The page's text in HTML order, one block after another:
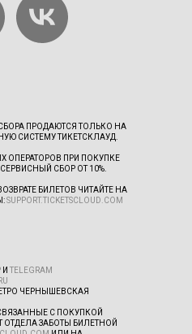
ПРОДАЮТСЯ ТОЛЬКО НА
СИСТЕМУ ТИКЕТСКЛАУД.
ОПЕРАТОРОВ ПРИ ПОКУПКЕ
СБОР ОТ 10%.
БИЛЕТОВ ЧИТАЙТЕ НА
SUPPORT.TICKETSCLOUD.COM
И TELEGRAM
ЧЕРНЫШЕВСКАЯ
С ПОКУПКОЙ
ОТДЕЛА ЗАБОТЫ БИЛЕТНОЙ